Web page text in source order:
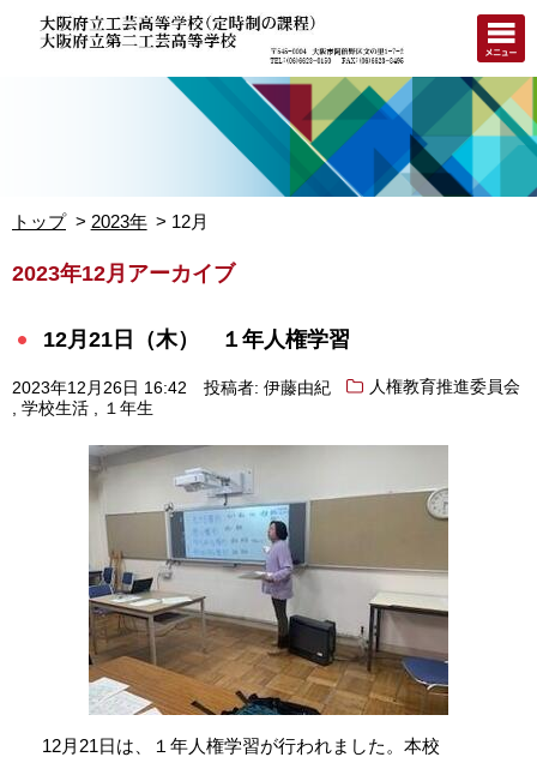
トップ 2023年 12月
2023年12月アーカイブ
12月21日（木） １年人権学習
2023年12月26日 16:42 投稿者: 伊藤由紀
人権教育推進委員会
, 学校生活 , １年生
12月21日は、１年人権学習が行われました。本校